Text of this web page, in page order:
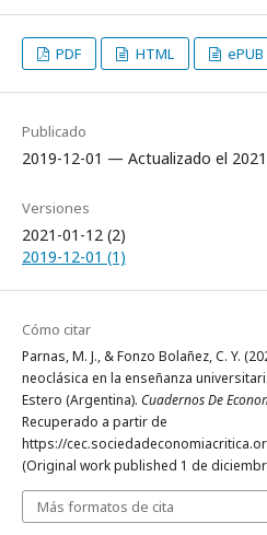
PDF HTML ePUB
Publicado
2019-12-01 — Actualizado el
Versiones
2021-01-12 (2)
2019-12-01 (1)
Cómo citar
Parnas, M. J., & Fonzo Bolañez, C. Y.
neoclásica en la enseñanza
Estero (Argentina). Cuadernos De
Recuperado a partir de
https://
(Original work published 1 de
Más formatos de cita